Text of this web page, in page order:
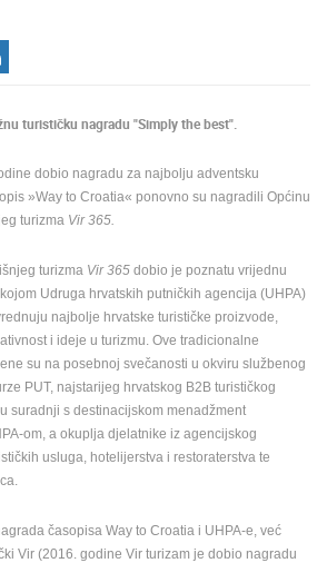
turističku nagradu "Simply the best".
dobio nagradu za najbolju adventsku
»Way to Croatia« ponovno su nagradili Općinu
turizma Vir 365.
turizma Vir 365 dobio je poznatu vrijednu
Udruga hrvatskih putničkih agencija (UHPA)
najbolje hrvatske turističke proizvode,
i ideje u turizmu. Ove tradicionalne
su na posebnoj svečanosti u okviru službenog
PUT, najstarijeg hrvatskog B2B turističkog
suradnji s destinacijskom menadžment
om, a okuplja djelatnike iz agencijskog
usluga, hotelijerstva i restoraterstva te
časopisa Way to Croatia i UHPA-e, već
Vir (2016. godine Vir turizam je dobio nagradu